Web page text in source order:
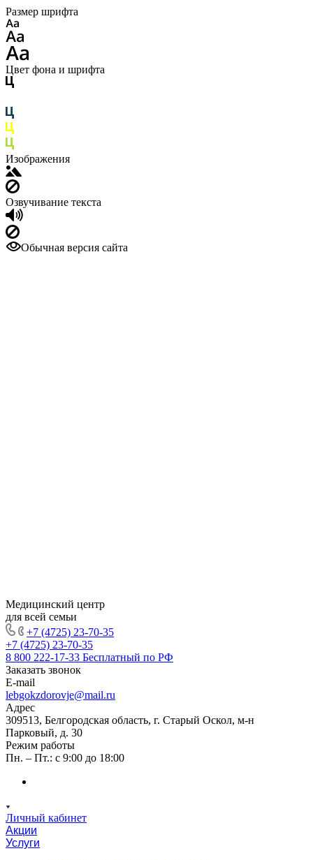
Размер шрифта
Цвет фона и шрифта
Изображения
Озвучивание текста
Обычная версия сайта
Медицинский центр
для всей семьи
+7 (4725) 23-70-35
+7 (4725) 23-70-35
8 800 222-17-33 Бесплатный по РФ
Заказать звонок
E-mail
lebgokzdorovje@mail.ru
Адрес
309513, Белгородская область, г. Старый Оскол, м-н
Парковый, д. 30
Режим работы
Пн. – Пт.: с 9:00 до 18:00
Личный кабинет
Акции
Услуги